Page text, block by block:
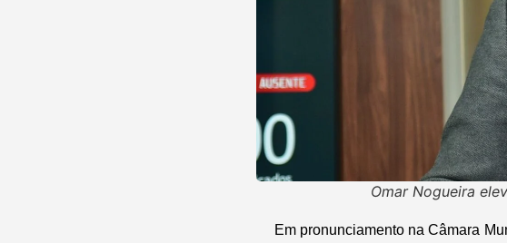
Omar Nogueira
Em pronunciamento na Câmara